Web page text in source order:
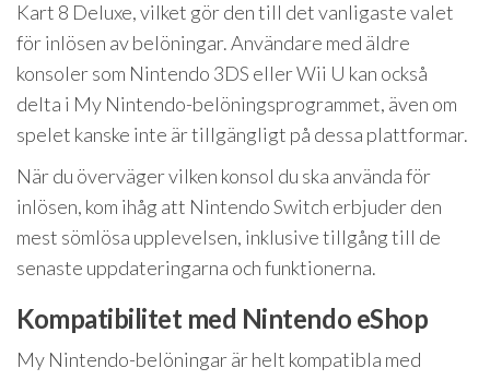
Kart 8 Deluxe, vilket gör den till det vanligaste valet
för inlösen av belöningar. Användare med äldre
konsoler som Nintendo 3DS eller Wii U kan också
delta i My Nintendo-belöningsprogrammet, även om
spelet kanske inte är tillgängligt på dessa plattformar.
När du överväger vilken konsol du ska använda för
inlösen, kom ihåg att Nintendo Switch erbjuder den
mest sömlösa upplevelsen, inklusive tillgång till de
senaste uppdateringarna och funktionerna.
Kompatibilitet med Nintendo eShop
My Nintendo-belöningar är helt kompatibla med